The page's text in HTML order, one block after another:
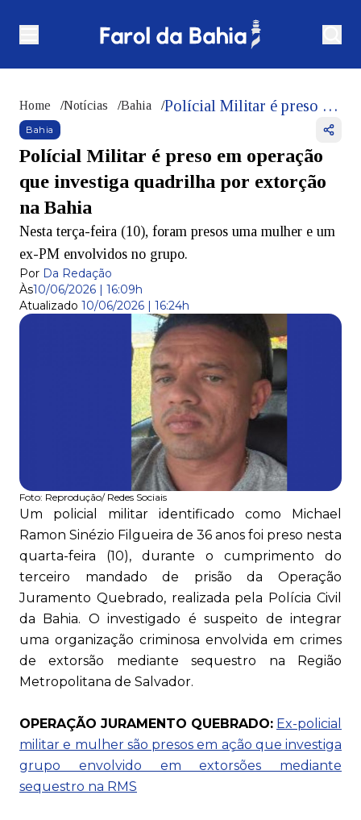
Home /Notícias /Bahia / Polícial Militar é preso em operação que investiga quadrilha por extorção na Bahia
Bahia
Polícial Militar é preso em operação
que investiga quadrilha por extorção
na Bahia
Nesta terça-feira (10), foram presos uma mulher e um
ex-PM envolvidos no grupo.
Por Da Redação
Às10/06/2026 | 16:09h
Atualizado 10/06/2026 | 16:24h
Foto: Reprodução/ Redes Sociais
Um policial militar identificado como Michael
Ramon Sinézio Filgueira de 36 anos foi preso nesta
quarta-feira (10), durante o cumprimento do
terceiro mandado de prisão da Operação
Juramento Quebrado, realizada pela Polícia Civil
da Bahia. O investigado é suspeito de integrar
uma organização criminosa envolvida em crimes
de extorsão mediante sequestro na Região
Metropolitana de Salvador.
OPERAÇÃO JURAMENTO QUEBRADO: Ex-policial
militar e mulher são presos em ação que investiga
grupo envolvido em extorsões mediante
sequestro na RMS